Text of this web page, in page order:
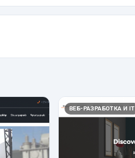
ВЕБ-РАЗРАБОТКА И IT